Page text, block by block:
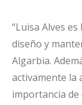
“Luisa Alves
diseño y
Algarbia.
activamente la
importancia de